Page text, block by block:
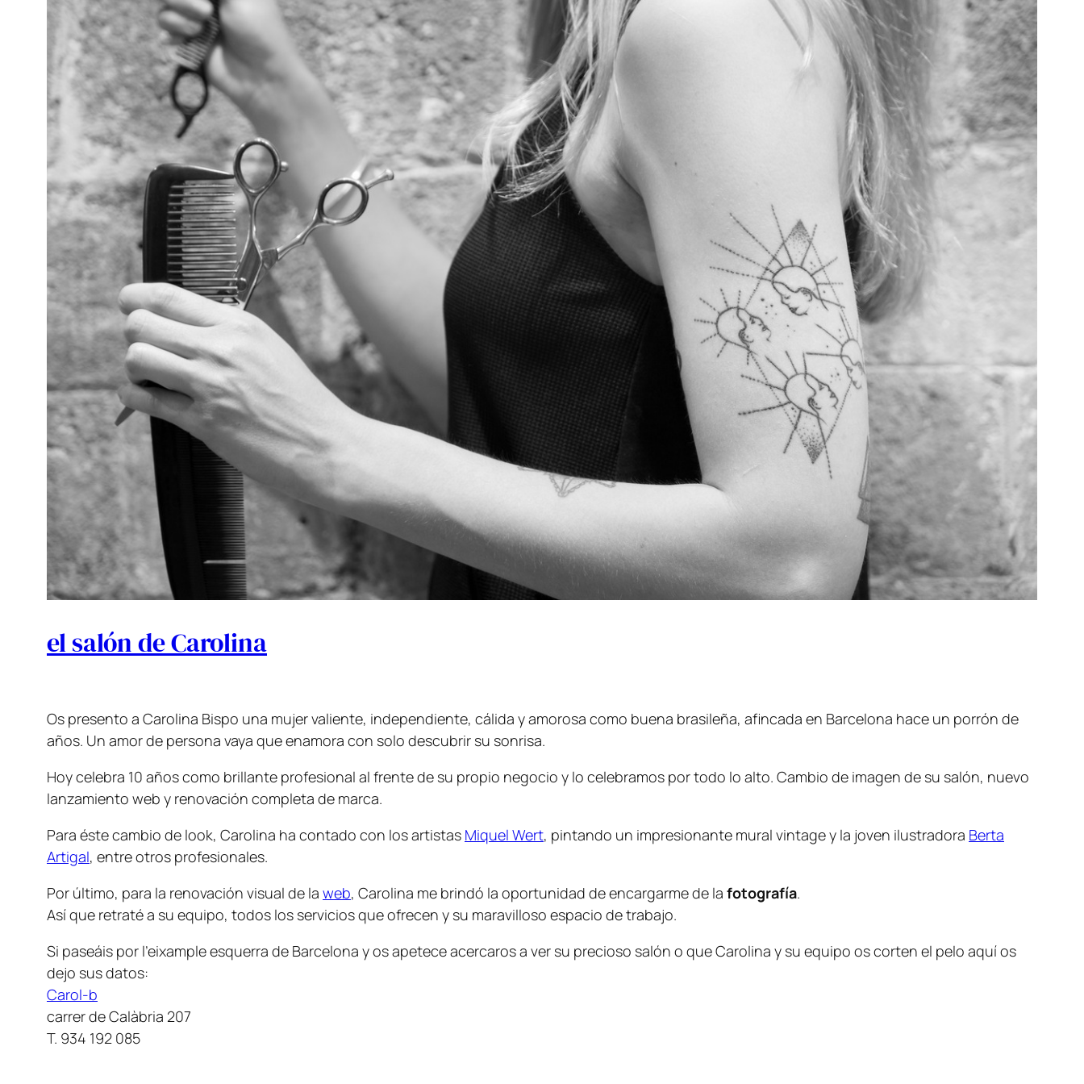
el salón de Carolina
Os presento a Carolina Bispo una mujer valiente, independiente, cálida y amorosa como buena brasileña, afincada en Barcelona hace un porrón de
años. Un amor de persona vaya que enamora con solo descubrir su sonrisa.
Hoy celebra 10 años como brillante profesional al frente de su propio negocio y lo celebramos por todo lo alto. Cambio de imagen de su salón, nuevo
lanzamiento web y renovación completa de marca.
Para éste cambio de look, Carolina ha contado con los artistas Miquel Wert, pintando un impresionante mural vintage y la joven ilustradora Berta
Artigal, entre otros profesionales.
Por último, para la renovación visual de la web, Carolina me brindó la oportunidad de encargarme de la fotografía.
Así que retraté a su equipo, todos los servicios que ofrecen y su maravilloso espacio de trabajo.
Si paseáis por l’eixample esquerra de Barcelona y os apetece acercaros a ver su precioso salón o que Carolina y su equipo os corten el pelo aquí os
dejo sus datos:
Carol-b
carrer de Calàbria 207
T. 934 192 085